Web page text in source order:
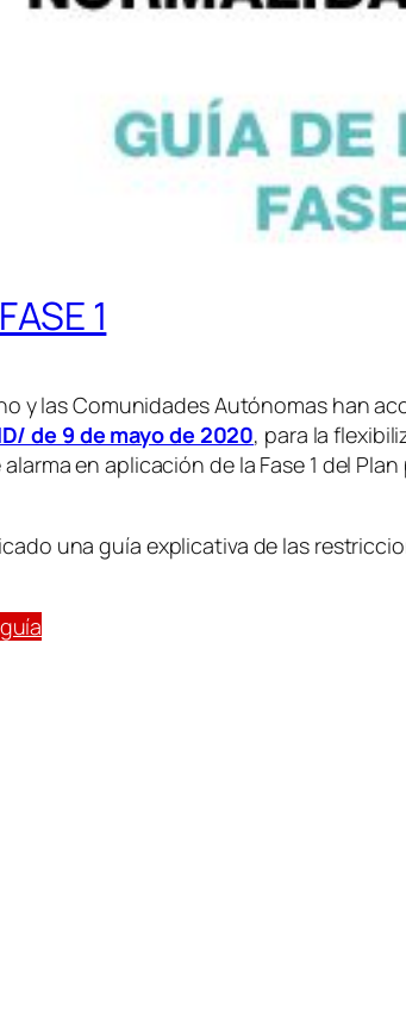
1
y las Comunidades Autónomas han
de 9 de mayo de 2020, para la
en aplicación de la Fase 1 del
una guía explicativa de las